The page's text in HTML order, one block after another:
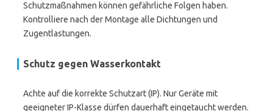
Schutzmaßnahmen können gefährliche Folgen haben.
Kontrolliere nach der Montage alle Dichtungen und
Zugentlastungen.
Schutz gegen Wasserkontakt
Achte auf die korrekte Schutzart (IP). Nur Geräte mit
geeigneter IP-Klasse dürfen dauerhaft eingetaucht werden.